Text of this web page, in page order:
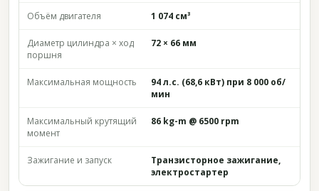
Объём двигателя 1 074 см³
Диаметр цилиндра × ход
поршня
72 × 66 мм
Максимальная мощность
94 л.с. (68,6 кВт) при 8 000 об/
мин
Максимальный крутящий
момент
86 kg-m @ 6500 rpm
Зажигание и запуск
Транзисторное зажигание,
электростартер